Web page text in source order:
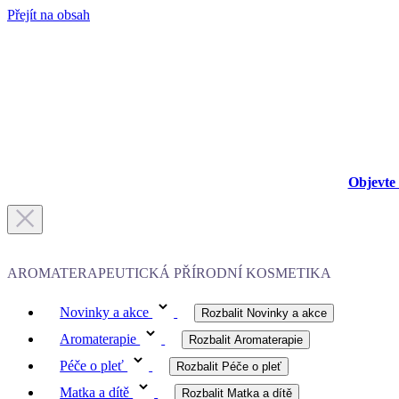
Přejít na obsah
Objevte
AROMATERAPEUTICKÁ PŘÍRODNÍ KOSMETIKA
Novinky a akce Rozbalit Novinky a akce
Aromaterapie Rozbalit Aromaterapie
Péče o pleť Rozbalit Péče o pleť
Matka a dítě Rozbalit Matka a dítě